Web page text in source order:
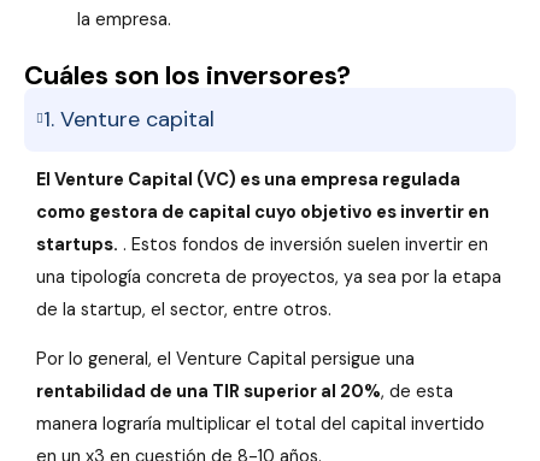
la empresa.
Cuáles son los inversores?
1. Venture capital
El Venture Capital (VC) es una empresa regulada
como gestora de capital cuyo objetivo es invertir en
startups. . Estos fondos de inversión suelen invertir en
una tipología concreta de proyectos, ya sea por la etapa
de la startup, el sector, entre otros.
Por lo general, el Venture Capital persigue una
rentabilidad de una TIR superior al 20%, de esta
manera lograría multiplicar el total del capital invertido